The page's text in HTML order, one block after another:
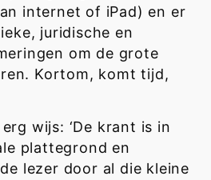
internet of iPad) en er
juridische en
om de grote
Kortom, komt tijd,
wijs: ‘De krant is in
plattegrond en
lezer door al die kleine